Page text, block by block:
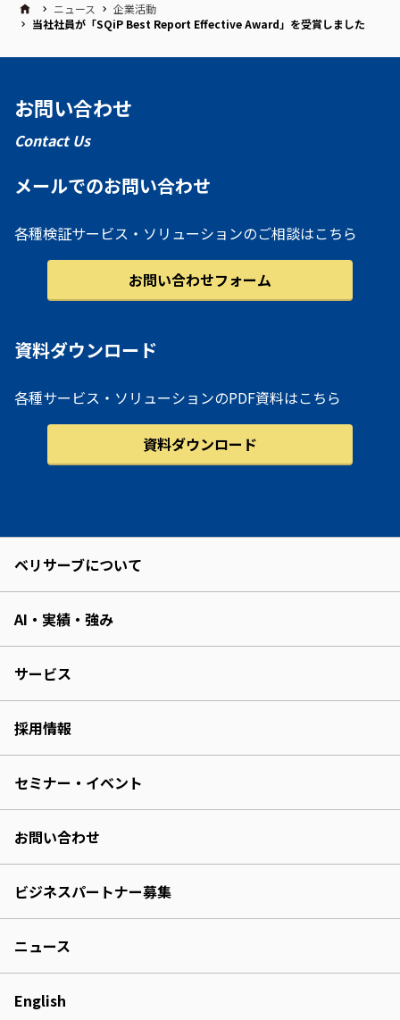
ニュース
企業活動
当社社員が「SQiP Best Report Effective Award」を受賞しました
お問い合わせ
Contact Us
メールでのお問い合わせ
各種検証サービス・ソリューションのご相談はこちら
お問い合わせフォーム
資料ダウンロード
各種サービス・ソリューションのPDF資料はこちら
資料ダウンロード
ベリサーブについて
AI・実績・強み
サービス
採用情報
セミナー・イベント
お問い合わせ
ビジネスパートナー募集
ニュース
English